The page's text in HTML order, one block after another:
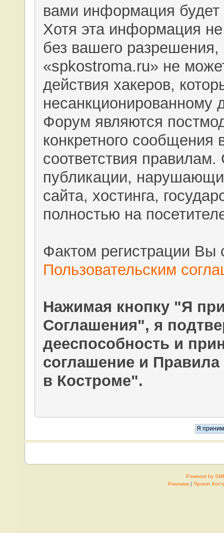
вами информация будет
Хотя эта информация
без вашего
«spkostroma.ru» не
действия хакеров,
несанкционированному
Форум являются
конкретного сообщения
соответствия правилам.
публикации,
сайта, хостинга,
полностью на
Фактом регистрации Вы
Пользовательским
Нажимая кнопку "Я
Соглашения", я
дееспособность и
соглашение и
в Костроме".
Powered by
Реклама | Проект